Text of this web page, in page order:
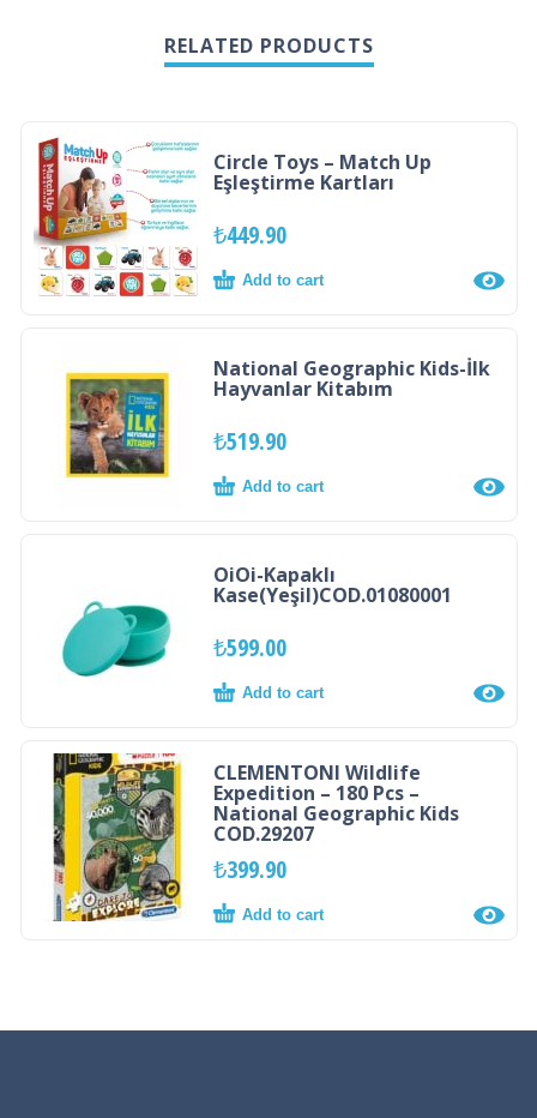
RELATED PRODUCTS
Circle Toys – Match Up
Eşleştirme Kartları
₺449.90
Add to cart
National Geographic Kids-İlk
Hayvanlar Kitabım
₺519.90
Add to cart
OiOi-Kapaklı
Kase(Yeşil)COD.01080001
₺599.00
Add to cart
CLEMENTONI Wildlife
Expedition – 180 Pcs –
National Geographic Kids
COD.29207
₺399.90
Add to cart